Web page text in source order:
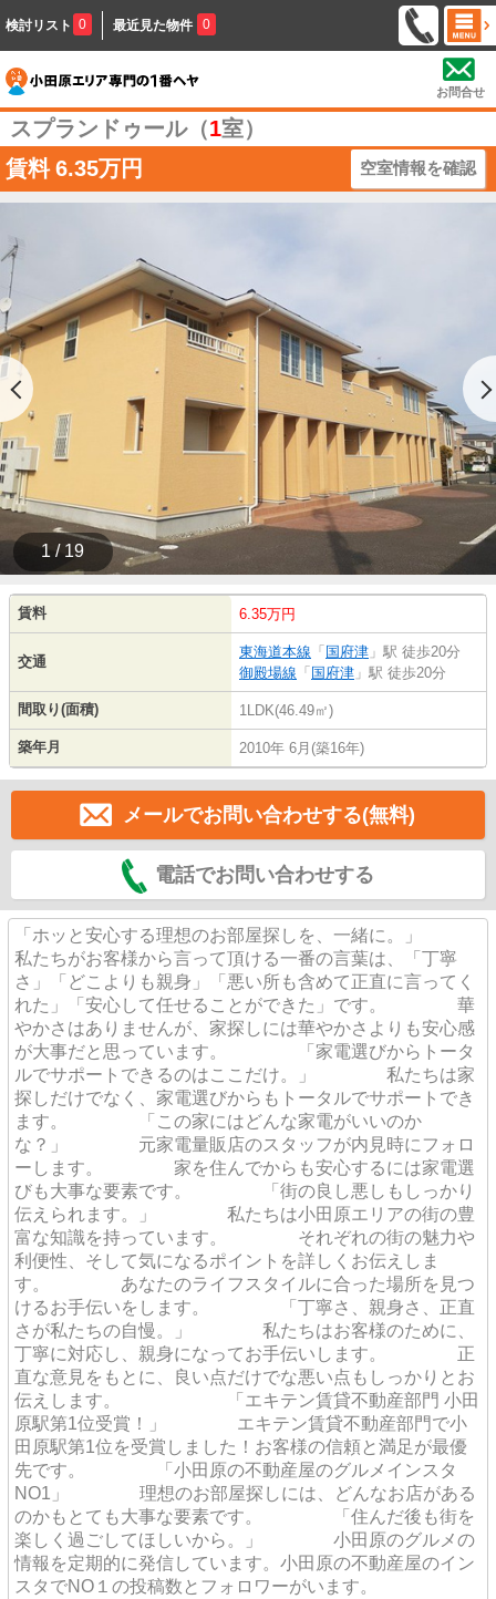
検討リスト 0 最近見た物件 0
お問合せ
スプランドゥール（1室）
賃料 6.35万円 空室情報を確認
1 / 19
賃料 6.35万円
交通
東海道本線 「 国府津 」駅 徒歩20分
御殿場線 「 国府津 」駅 徒歩20分
間取り(面積) 1LDK(46.49㎡)
築年月 2010年 6月(築16年)
メールでお問い合わせする(無料)
電話でお問い合わせする
「ホッと安心する理想のお部屋探しを、一緒に。」
私たちがお客様から言って頂ける一番の言葉は、「丁寧
さ」「どこよりも親身」「悪い所も含めて正直に言ってく
れた」「安心して任せることができた」です。 華
やかさはありませんが、家探しには華やかさよりも安心感
が大事だと思っています。 「家電選びからトータ
ルでサポートできるのはここだけ。」 私たちは家
探しだけでなく、家電選びからもトータルでサポートでき
ます。 「この家にはどんな家電がいいのか
な？」 元家電量販店のスタッフが内見時にフォロ
ーします。 家を住んでからも安心するには家電選
びも大事な要素です。 「街の良し悪しもしっかり
伝えられます。」 私たちは小田原エリアの街の豊
富な知識を持っています。 それぞれの街の魅力や
利便性、そして気になるポイントを詳しくお伝えしま
す。 あなたのライフスタイルに合った場所を見つ
けるお手伝いをします。 「丁寧さ、親身さ、正直
さが私たちの自慢。」 私たちはお客様のために、
丁寧に対応し、親身になってお手伝いします。 正
直な意見をもとに、良い点だけでな悪い点もしっかりとお
伝えします。 「エキテン賃貸不動産部門 小田
原駅第1位受賞！」 エキテン賃貸不動産部門で小
田原駅第1位を受賞しました！お客様の信頼と満足が最優
先です。 「小田原の不動産屋のグルメインスタ
NO1」 理想のお部屋探しには、どんなお店がある
のかもとても大事な要素です。 「住んだ後も街を
楽しく過ごしてほしいから。」 小田原のグルメの
情報を定期的に発信しています。小田原の不動産屋のイン
スタでNO１の投稿数とフォロワーがいます。